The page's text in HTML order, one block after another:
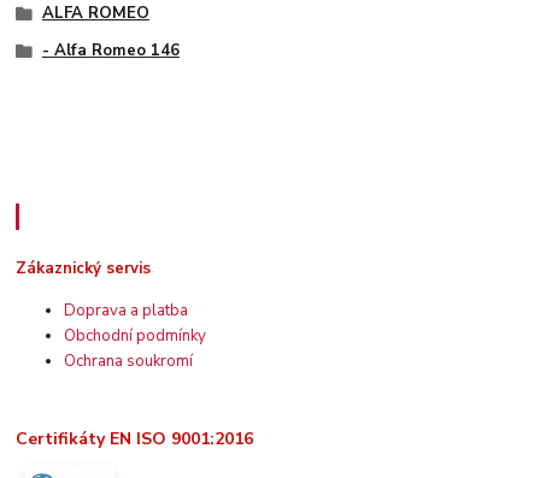
ALFA ROMEO
- Alfa Romeo 146
Zákaznický servis
Doprava a platba
Obchodní podmínky
Ochrana soukromí
Certifikáty EN ISO 9001:2016